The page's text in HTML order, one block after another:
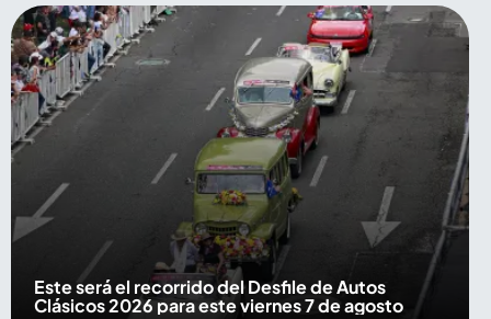
Este será el recorrido del Desfile de Autos
Clásicos 2026 para este viernes 7 de agosto